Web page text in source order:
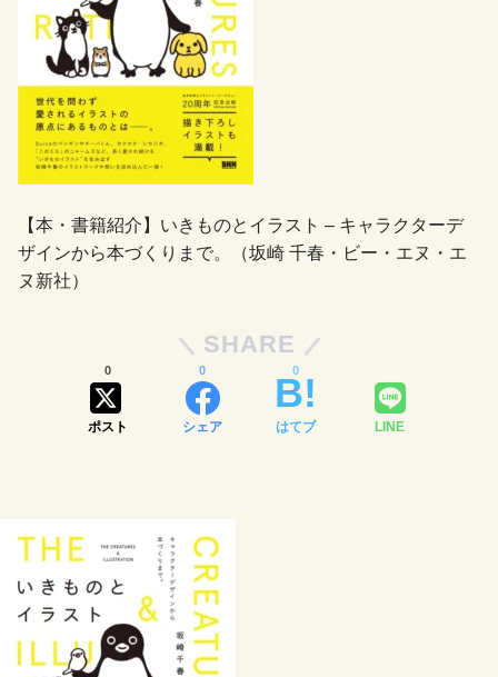
【本・書籍紹介】いきものとイラスト – キャラクターデ
ザインから本づくりまで。（坂崎 千春・ビー・エヌ・エ
ヌ新社）
SHARE
ポスト
0
シェア
0
はてブ
0
LINE